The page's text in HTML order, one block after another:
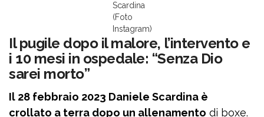
Scardina
(Foto
Instagram)
Il pugile dopo il malore, l’intervento e
i 10 mesi in ospedale: “Senza Dio
sarei morto”
Il 28 febbraio 2023 Daniele Scardina è
crollato a terra dopo un allenamento di boxe.